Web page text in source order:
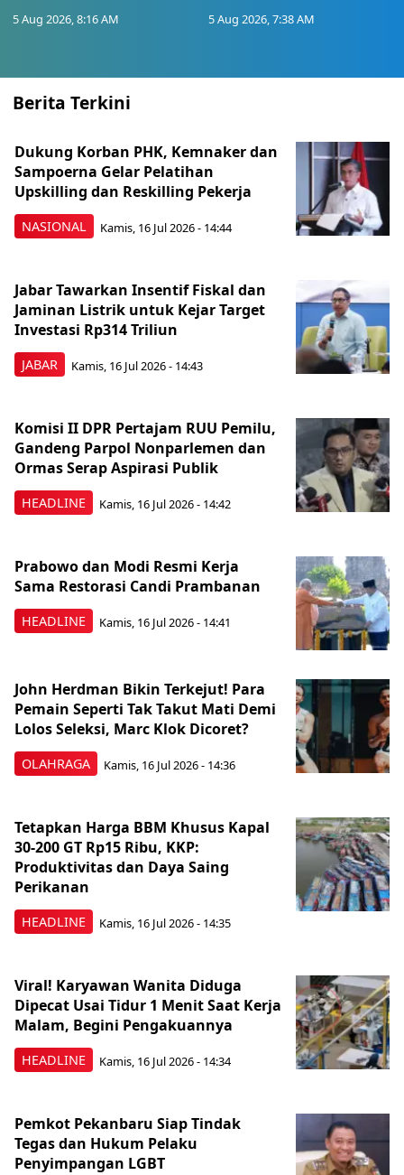
5 Aug 2026, 8:16 AM 5 Aug 2026, 7:38 AM
Berita Terkini
NASIONAL
Dukung Korban PHK, Kemnaker dan
Sampoerna Gelar Pelatihan
Upskilling dan Reskilling Pekerja
Kamis, 16 Jul 2026 - 14:44
JABAR
Jabar Tawarkan Insentif Fiskal dan
Jaminan Listrik untuk Kejar Target
Investasi Rp314 Triliun
Kamis, 16 Jul 2026 - 14:43
HEADLINE
Komisi II DPR Pertajam RUU Pemilu,
Gandeng Parpol Nonparlemen dan
Ormas Serap Aspirasi Publik
Kamis, 16 Jul 2026 - 14:42
HEADLINE
Prabowo dan Modi Resmi Kerja
Sama Restorasi Candi Prambanan
Kamis, 16 Jul 2026 - 14:41
OLAHRAGA
John Herdman Bikin Terkejut! Para
Pemain Seperti Tak Takut Mati Demi
Lolos Seleksi, Marc Klok Dicoret?
Kamis, 16 Jul 2026 - 14:36
HEADLINE
Tetapkan Harga BBM Khusus Kapal
30-200 GT Rp15 Ribu, KKP:
Produktivitas dan Daya Saing
Perikanan
Kamis, 16 Jul 2026 - 14:35
HEADLINE
Viral! Karyawan Wanita Diduga
Dipecat Usai Tidur 1 Menit Saat Kerja
Malam, Begini Pengakuannya
Kamis, 16 Jul 2026 - 14:34
Pemkot Pekanbaru Siap Tindak
Tegas dan Hukum Pelaku
Penyimpangan LGBT